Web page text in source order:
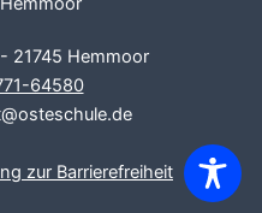
21745 Hemmoor
64580
zur Barrierefreiheit